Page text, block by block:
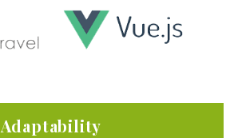
Adaptability